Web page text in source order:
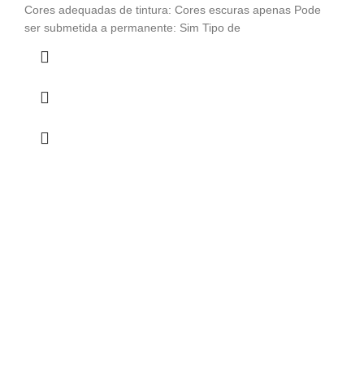
Cores adequadas de tintura: Cores escuras apenas Pode
ser submetida a permanente: Sim Tipo de